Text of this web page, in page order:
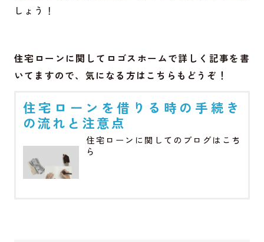
しょう！
住宅ローンに関してロゴスホームで詳しく記事を書
いてますので、気になる方はこちらもどうぞ！
住宅ローンを借りる時の手続き
の流れと注意点
住宅ローンに関してのブログはこち
ら